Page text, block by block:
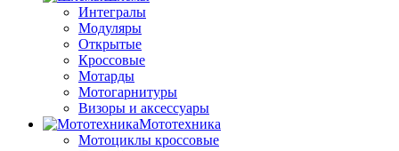
Интегралы
Модуляры
Открытые
Кроссовые
Мотарды
Мотогарнитуры
Визоры и аксессуары
Мототехника
Мотоциклы кроссовые